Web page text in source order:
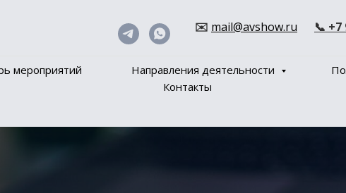
✉️ mail@avshow.ru 📞 +7
мероприятий Направления деятельности
Контакты